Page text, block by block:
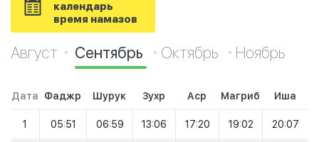
календарь
время намазов
Август Сентябрь Октябрь Ноябрь
Дата Фаджр Шурук Зухр Аср Магриб Иша
1 05:51 06:59 13:06 17:20 19:02 20:07